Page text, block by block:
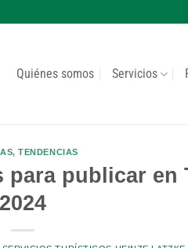
Quiénes somos Servicios
,TENDENCIAS
publicar en
2024